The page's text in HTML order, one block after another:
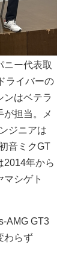
ー代表取
ライバーの
ンはベテラ
が担当。メ
ジニアは
音ミクGT
2014年から
シゲト
AMG GT3
わらず